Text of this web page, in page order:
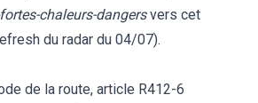
chaleurs-dangersvers cet
du radar du 04/07).
de la route, article R412-6